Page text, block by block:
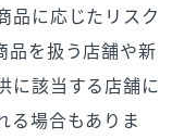
品に応じたリスク
品を扱う店舗や新
に該当する店舗に
る場合もありま